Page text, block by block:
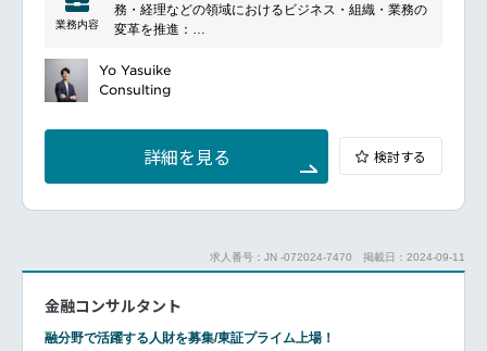
業務内容
務・経理などの領域におけるビジネス・組織・業務の
変革を推進：
現状の可視化及び付加価値向上策・改善施策の策定、
策定した施策の導入に関する企画・推進・実行
像／文字／音声認識・文章理解・深層学習・最適化な
どを代表とした人工知能（AI）などのデジタル技術を
活用したホワイトカラー効率化・自動化・働き方改革
をテーマとした業務革新
定・企画・推進・実行
ービス活用についての現状分析及び将来構想の作成
設計、ソリューション検討等におけるドキュメンテー
Yo Yasuike
Consulting
詳細を見る 検討する
求人番号：JN -072024-7470 掲載日：2024-09-11
金融コンサルタント
融分野で活躍する人財を募集/東証プライム上場！